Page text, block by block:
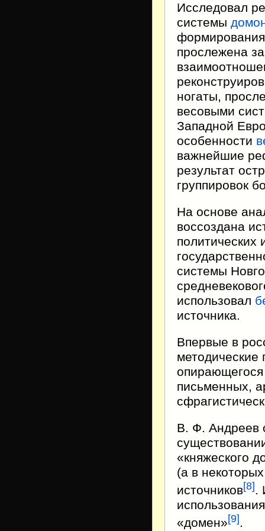
Исследовал
системы
прослежена
ногаты,
весовыми
Западной
особенности
важнейшие
результат
группировок
На основе
воссоздана
политических
системы
использовал
источника.
Впервые в
методические
письменных,
В. Ф. Андреев
«княжеского
(а в
источников[8] .
«домен»[9] .